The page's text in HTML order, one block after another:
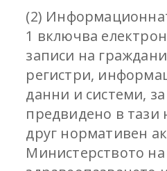
(2)
1 включва
записи на
регистри,
данни и системи,
предвидено в тази
друг нормативен
Министерството на